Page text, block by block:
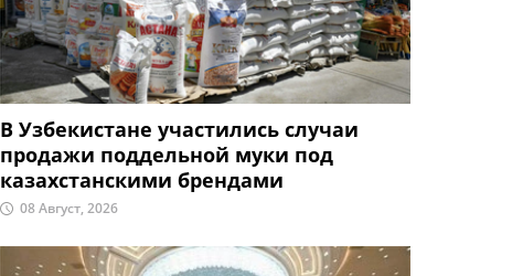
В Узбекистане участились случаи
продажи поддельной муки под
казахстанскими брендами
08 Август, 2026